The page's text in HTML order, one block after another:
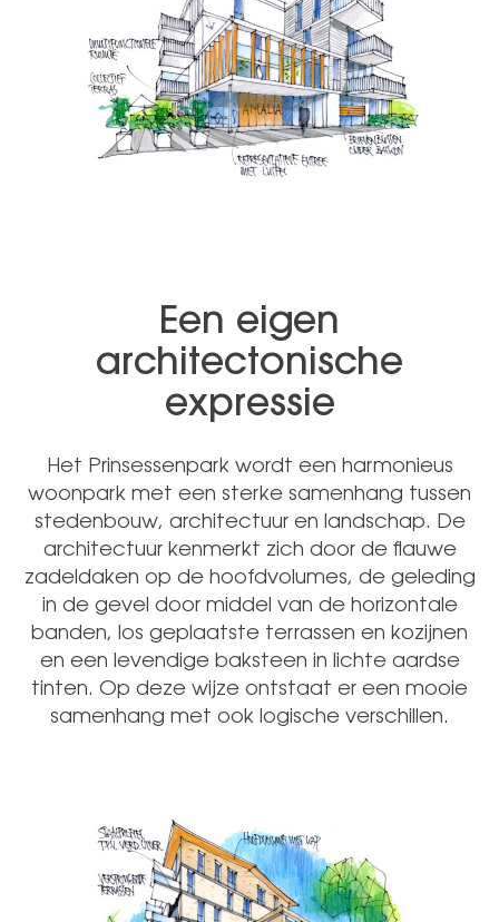
Een eigen
architectonische
expressie
Het Prinsessenpark wordt een harmonieus
woonpark met een sterke samenhang tussen
stedenbouw, architectuur en landschap. De
architectuur kenmerkt zich door de flauwe
zadeldaken op de hoofdvolumes, de geleding
in de gevel door middel van de horizontale
banden, los geplaatste terrassen en kozijnen
en een levendige baksteen in lichte aardse
tinten. Op deze wijze ontstaat er een mooie
samenhang met ook logische verschillen.